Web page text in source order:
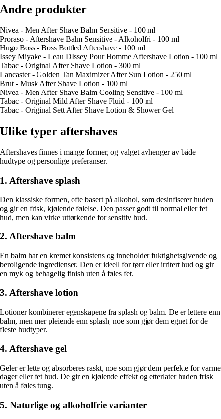
Andre produkter
Nivea - Men After Shave Balm Sensitive - 100 ml
Proraso - Aftershave Balm Sensitive - Alkoholfri - 100 ml
Hugo Boss - Boss Bottled Aftershave - 100 ml
Issey Miyake - Leau DIssey Pour Homme Aftershave Lotion - 100 ml
Tabac - Original After Shave Lotion - 300 ml
Lancaster - Golden Tan Maximizer After Sun Lotion - 250 ml
Brut - Musk After Shave Lotion - 100 ml
Nivea - Men After Shave Balm Cooling Sensitive - 100 ml
Tabac - Original Mild After Shave Fluid - 100 ml
Tabac - Original Sett After Shave Lotion & Shower Gel
Ulike typer aftershaves
Aftershaves finnes i mange former, og valget avhenger av både
hudtype og personlige preferanser.
1. Aftershave splash
Den klassiske formen, ofte basert på alkohol, som desinfiserer huden
og gir en frisk, kjølende følelse. Den passer godt til normal eller fet
hud, men kan virke uttørkende for sensitiv hud.
2. Aftershave balm
En balm har en kremet konsistens og inneholder fuktighetsgivende og
beroligende ingredienser. Den er ideell for tørr eller irritert hud og gir
en myk og behagelig finish uten å føles fet.
3. Aftershave lotion
Lotioner kombinerer egenskapene fra splash og balm. De er lettere enn
balm, men mer pleiende enn splash, noe som gjør dem egnet for de
fleste hudtyper.
4. Aftershave gel
Geler er lette og absorberes raskt, noe som gjør dem perfekte for varme
dager eller fet hud. De gir en kjølende effekt og etterlater huden frisk
uten å føles tung.
5. Naturlige og alkoholfrie varianter